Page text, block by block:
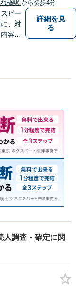
橋駅 から徒歩4分
ピー
、対
容と
詳細を見
る
人調査・確定に関